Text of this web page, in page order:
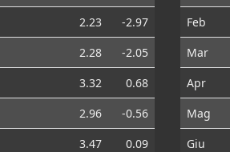
2.23
-2.97
2.28
-2.05
3.32
0.68
2.96
-0.56
3.47
0.09
Feb
Mar
Apr
Mag
Giu